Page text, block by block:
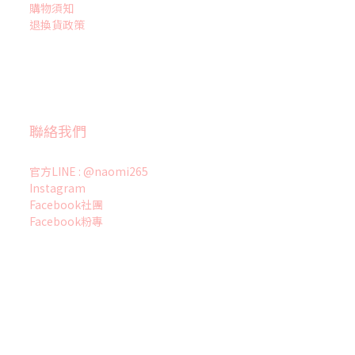
購物須知
退換貨政策
聯絡我們
官方LINE : @naomi265
Instagram
Facebook社團
Facebook粉專